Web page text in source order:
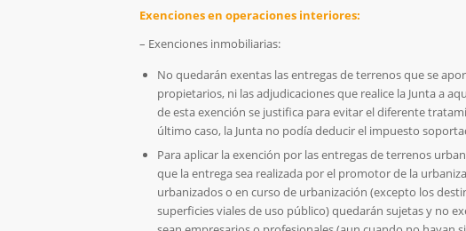
Exenciones en operaciones interiores:
– Exenciones inmobiliarias:
No quedarán exentas las entregas de terrenos que se
propietarios, ni las adjudicaciones que realice la Junta a
de esta exención se justifica para evitar el diferente
último caso, la Junta no podía deducir el impuesto
Para aplicar la exención por las entregas de terrenos
que la entrega sea realizada por el promotor de la
urbanizados o en curso de urbanización (excepto los
superficies viales de uso público) quedarán sujetas y no